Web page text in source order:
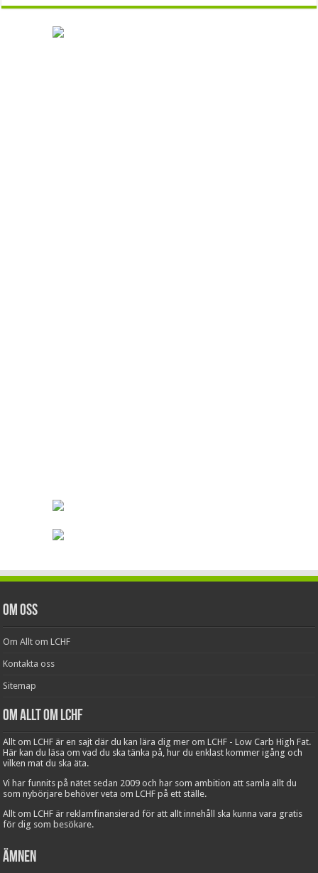
Om oss
Om Allt om LCHF
Kontakta oss
Sitemap
Om Allt om LCHF
Allt om LCHF är en sajt där du kan lära dig mer om LCHF - Low Carb High Fat.
Här kan du läsa om vad du ska tänka på, hur du enklast kommer igång och
vilken mat du ska äta.
Vi har funnits på nätet sedan 2009 och har som ambition att samla allt du
som nybörjare behöver veta om LCHF på ett ställe.
Allt om LCHF är reklamfinansierad för att allt innehåll ska kunna vara gratis
för dig som besökare.
Ämnen